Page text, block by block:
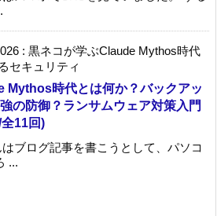
: 黒ネコが学ぶClaude Mythos時代
セキュリティ
Mythos時代とは何か？バックアッ
の防御？ランサムウェア対策入門
11回)
ブログ記事を書こうとして、パソコ
...